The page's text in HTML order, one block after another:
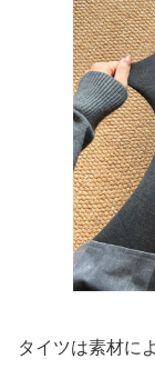
タイツは素材に